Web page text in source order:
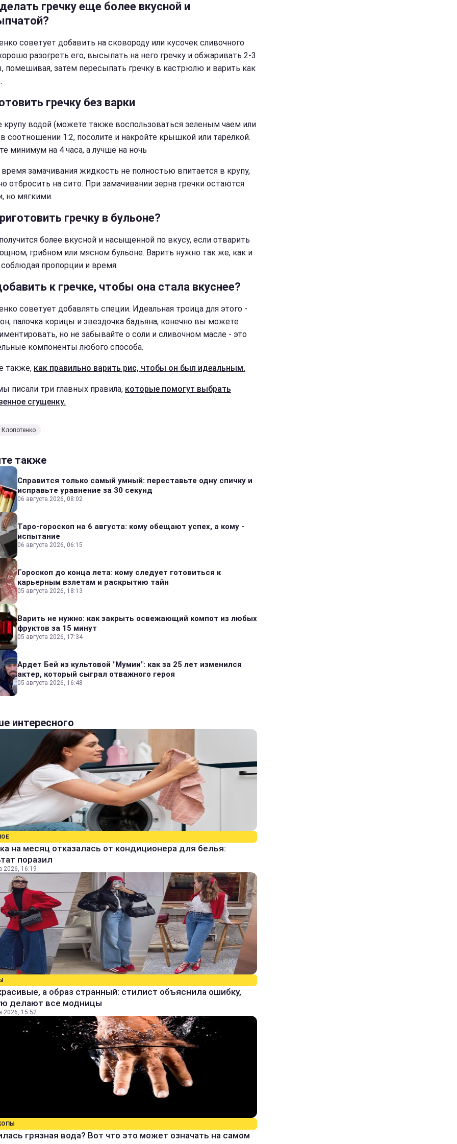
гречку еще более вкусной и
советует добавить на сковороду или кусочек сливочного
разогреть его, высыпать на него гречку и обжаривать 2-3
помешивая, затем пересыпать гречку в кастрюлю и варить как
гречку без варки
крупу водой (можете также воспользоваться зеленым чаем или
соотношении 1:2, посолите и накройте крышкой или тарелкой.
минимум на 4 часа, а лучше на ночь
время замачивания жидкость не полностью впитается в крупу,
отбросить на сито. При замачивании зерна гречки остаются
но мягкими.
гречку в бульоне?
более вкусной и насыщенной по вкусу, если отварить
грибном или мясном бульоне. Варить нужно так же, как и
пропорции и время.
к гречке, чтобы она стала вкуснее?
советует добавлять специи. Идеальная троица для этого -
палочка корицы и звездочка бадьяна, конечно вы можете
но не забывайте о соли и сливочном масле - это
компоненты любого способа.
также, как правильно варить рис, чтобы он был идеальным.
писали три главных правила, которые помогут выбрать
сгущенку.
Клопотенко
также
Справится только самый умный: переставьте одну спичку и
исправьте уравнение за 30 секунд
06 августа 2026, 08:02
Таро-гороскоп на 6 августа: кому обещают успех, а кому -
испытание
06 августа 2026, 06:15
Гороскоп до конца лета: кому следует готовиться к
карьерным взлетам и раскрытию тайн
05 августа 2026, 18:13
Варить не нужно: как закрыть освежающий компот из любых
фруктов за 15 минут
05 августа 2026, 17:34
Ардет Бей из культовой "Мумии": как за 25 лет изменился
актер, который сыграл отважного героя
05 августа 2026, 16:48
интересного
на месяц отказалась от кондиционера для белья:
поразил
2026, 16:19
а образ странный: стилист объяснила ошибку,
делают все модницы
2026, 15:52
грязная вода? Вот что это может означать на самом